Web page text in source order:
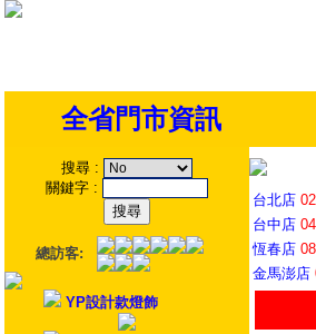
全省門市資訊
搜尋 :
關鍵字 :
總訪客:
YP設計款燈飾
台北店
台中店
恆春店
金馬澎店